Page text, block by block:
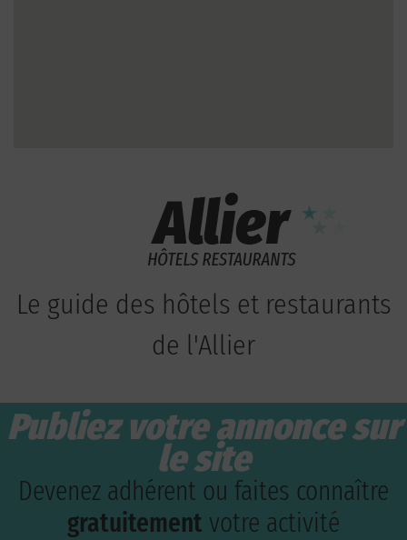
Le guide des hôtels et restaurants
de l'Allier
Publiez votre annonce sur
le site
Devenez adhérent ou faites connaître
gratuitement votre activité